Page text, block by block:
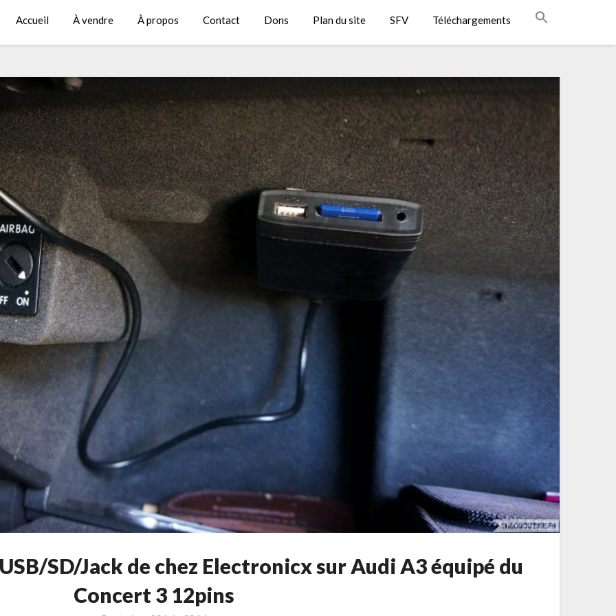
Accueil À vendre À propos Contact Dons Plan du site SFV Téléchargements
SD/Jack de chez Electronicx sur Audi A3 équipé du
Concert 3 12pins